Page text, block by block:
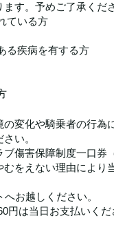
す。予めご了承くだ
ている方
る疾病を有する方
変化や騎乗者の行
い。
傷害保障制度一口券
をえない理由によ
お越しください。
円は当日お支払いく